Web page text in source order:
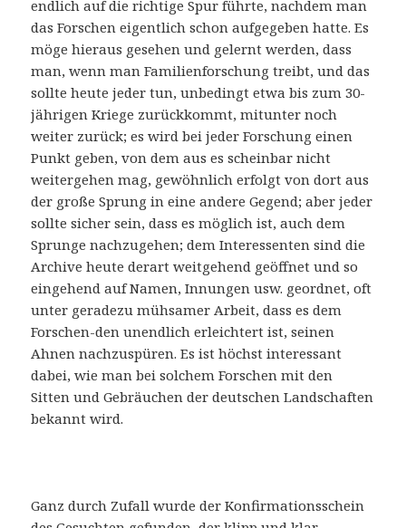
endlich auf die richtige Spur führte, nachdem man
das Forschen eigentlich schon aufgegeben hatte. Es
möge hieraus gesehen und gelernt werden, dass
man, wenn man Familienforschung treibt, und das
sollte heute jeder tun, unbedingt etwa bis zum 30-
jährigen Kriege zurückkommt, mitunter noch
weiter zurück; es wird bei jeder Forschung einen
Punkt geben, von dem aus es scheinbar nicht
weitergehen mag, gewöhnlich erfolgt von dort aus
der große Sprung in eine andere Gegend; aber jeder
sollte sicher sein, dass es möglich ist, auch dem
Sprunge nachzugehen; dem Interessenten sind die
Archive heute derart weitgehend geöffnet und so
eingehend auf Namen, Innungen usw. geordnet, oft
unter geradezu mühsamer Arbeit, dass es dem
Forschen-den unendlich erleichtert ist, seinen
Ahnen nachzuspüren. Es ist höchst interessant
dabei, wie man bei solchem Forschen mit den
Sitten und Gebräuchen der deutschen Landschaften
bekannt wird.
Ganz durch Zufall wurde der Konfirmationsschein